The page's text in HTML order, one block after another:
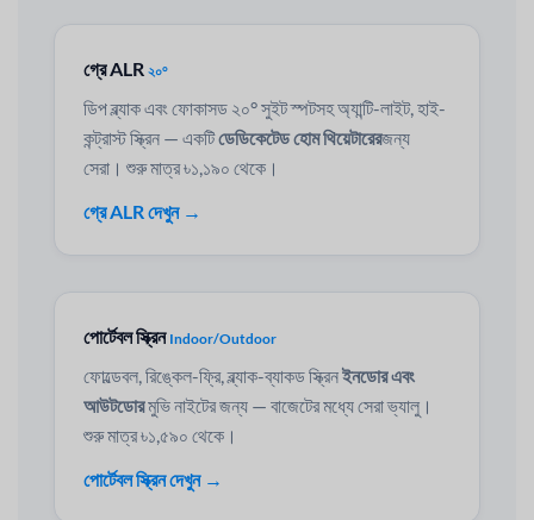
গ্রে ALR ২০°
ডিপ ব্ল্যাক এবং ফোকাসড ২০° সুইট স্পটসহ অ্যান্টি-লাইট, হাই-
কন্ট্রাস্ট স্ক্রিন — একটিডেডিকেটেড হোম থিয়েটারেরজন্য
সেরা। শুরু মাত্র ৳১,১৯০ থেকে।
গ্রে ALR দেখুন →
পোর্টেবল স্ক্রিন Indoor/Outdoor
ফোল্ডেবল, রিঙ্কেল-ফ্রি, ব্ল্যাক-ব্যাকড স্ক্রিনইনডোর এবং
আউটডোরমুভি নাইটের জন্য — বাজেটের মধ্যে সেরা ভ্যালু।
শুরু মাত্র ৳১,৫৯০ থেকে।
পোর্টেবল স্ক্রিন দেখুন →